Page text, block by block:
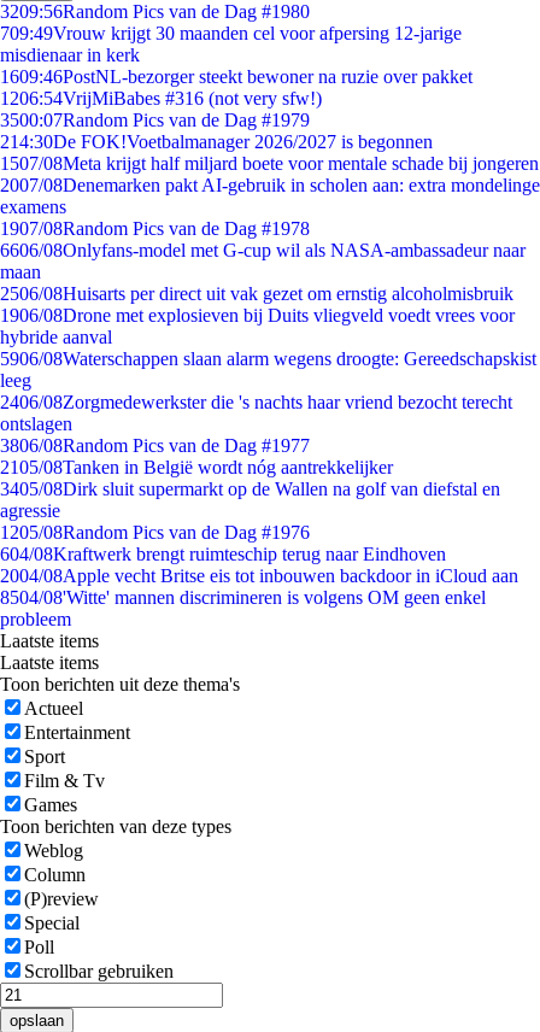
3209:56Random Pics van de Dag #1980
709:49Vrouw krijgt 30 maanden cel voor afpersing 12-jarige
misdienaar in kerk
1609:46PostNL-bezorger steekt bewoner na ruzie over pakket
1206:54VrijMiBabes #316 (not very sfw!)
3500:07Random Pics van de Dag #1979
214:30De FOK!Voetbalmanager 2026/2027 is begonnen
1507/08Meta krijgt half miljard boete voor mentale schade bij jongeren
2007/08Denemarken pakt AI-gebruik in scholen aan: extra mondelinge
examens
1907/08Random Pics van de Dag #1978
6606/08Onlyfans-model met G-cup wil als NASA-ambassadeur naar
maan
2506/08Huisarts per direct uit vak gezet om ernstig alcoholmisbruik
1906/08Drone met explosieven bij Duits vliegveld voedt vrees voor
hybride aanval
5906/08Waterschappen slaan alarm wegens droogte: Gereedschapskist
leeg
2406/08Zorgmedewerkster die 's nachts haar vriend bezocht terecht
ontslagen
3806/08Random Pics van de Dag #1977
2105/08Tanken in België wordt nóg aantrekkelijker
3405/08Dirk sluit supermarkt op de Wallen na golf van diefstal en
agressie
1205/08Random Pics van de Dag #1976
604/08Kraftwerk brengt ruimteschip terug naar Eindhoven
2004/08Apple vecht Britse eis tot inbouwen backdoor in iCloud aan
8504/08'Witte' mannen discrimineren is volgens OM geen enkel
probleem
Laatste items
Laatste items
Toon berichten uit deze thema's
Actueel
Entertainment
Sport
Film & Tv
Games
Toon berichten van deze types
Weblog
Column
(P)review
Special
Poll
Scrollbar gebruiken
opslaan